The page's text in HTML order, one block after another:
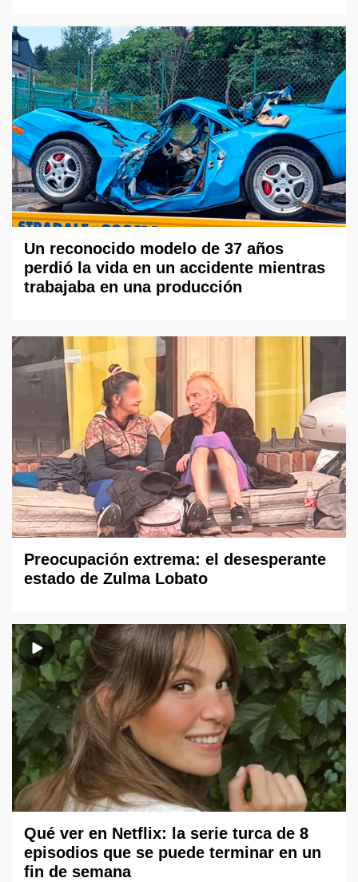
Un reconocido modelo de 37 años
perdió la vida en un accidente mientras
trabajaba en una producción
Preocupación extrema: el desesperante
estado de Zulma Lobato
Qué ver en Netflix: la serie turca de 8
episodios que se puede terminar en un
fin de semana